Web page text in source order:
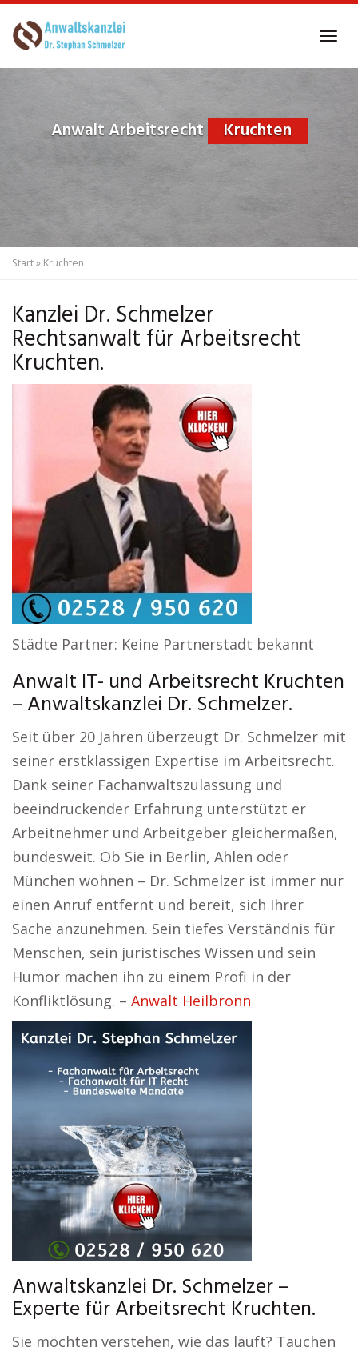
to
Anwalt Arbeitsrecht Kruchten
Start» Kruchten
Kanzlei Dr. Schmelzer
Rechtsanwalt für Arbeitsrecht
Kruchten.
Städte Partner: Keine Partnerstadt bekannt
Anwalt IT- und Arbeitsrecht Kruchten
– Anwaltskanzlei Dr. Schmelzer.
Seit über 20 Jahren überzeugt Dr. Schmelzer mit
seiner erstklassigen Expertise im Arbeitsrecht.
Dank seiner Fachanwaltszulassung und
beeindruckender Erfahrung unterstützt er
Arbeitnehmer und Arbeitgeber gleichermaßen,
bundesweit. Ob Sie in Berlin, Ahlen oder
München wohnen – Dr. Schmelzer ist immer nur
einen Anruf entfernt und bereit, sich Ihrer
Sache anzunehmen. Sein tiefes Verständnis für
Menschen, sein juristisches Wissen und sein
Humor machen ihn zu einem Profi in der
Konfliktlösung. – Anwalt Heilbronn
Anwaltskanzlei Dr. Schmelzer –
Experte für Arbeitsrecht Kruchten.
Sie möchten verstehen, wie das läuft? Tauchen